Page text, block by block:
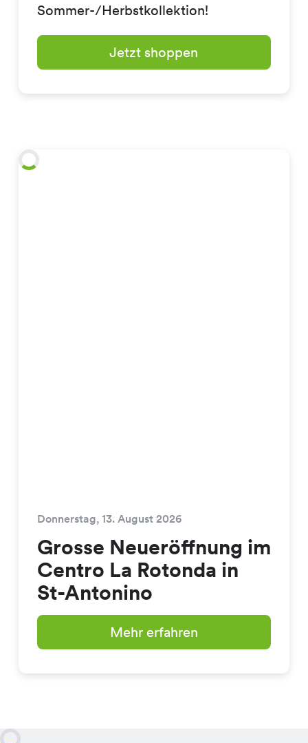
Sommer-/Herbstkollektion!
Jetzt shoppen
Donnerstag, 13. August 2026
Grosse Neueröffnung im
Centro La Rotonda in
St-Antonino
Mehr erfahren